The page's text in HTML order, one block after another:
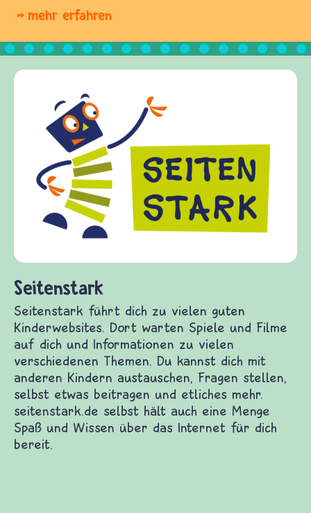
mehr erfahren
Frieden Fragen
frieden-fragen.de ist ein Internet-Angebot für
Kinder, Eltern und ErzieherInnen das zu
Fragen von Krieg und Frieden, Streit und
Gewalt informiert und einen Austausch zu
diesem Themenbereich ermöglicht. frieden-
fragen.de bietet Antworten auf wichtige
und Frieden, Streit und Gewalt.